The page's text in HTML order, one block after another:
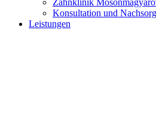
Konsultation und
Leistungen